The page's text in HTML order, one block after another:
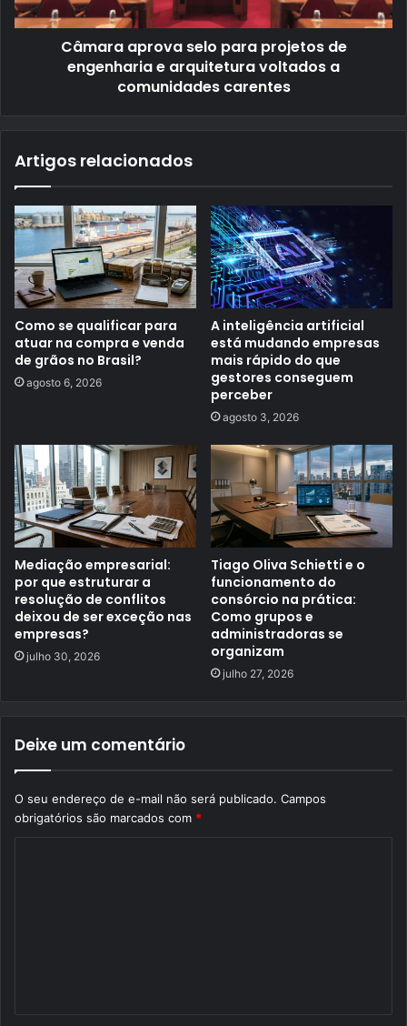
Câmara aprova selo para projetos de
engenharia e arquitetura voltados a
comunidades carentes
Artigos relacionados
Como se qualificar para
atuar na compra e venda
de grãos no Brasil?
agosto 6, 2026
A inteligência artificial
está mudando empresas
mais rápido do que
gestores conseguem
perceber
agosto 3, 2026
Mediação empresarial:
por que estruturar a
resolução de conflitos
deixou de ser exceção nas
empresas?
julho 30, 2026
Tiago Oliva Schietti e o
funcionamento do
consórcio na prática:
Como grupos e
administradoras se
organizam
julho 27, 2026
Deixe um comentário
O seu endereço de e-mail não será publicado. Campos
obrigatórios são marcados com *